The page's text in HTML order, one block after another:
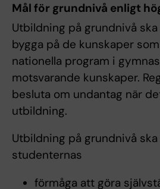
Mål för grundnivå enligt
Utbildning på grundnivå
bygga på de kunskaper
nationella program i
motsvarande kunskaper.
besluta om undantag när
utbildning.
Utbildning på grundnivå
studenternas
förmåga att göra